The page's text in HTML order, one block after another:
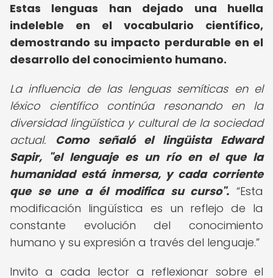
Estas lenguas han dejado una huella
indeleble en el vocabulario científico,
demostrando su impacto perdurable en el
desarrollo del conocimiento humano.
La influencia de las lenguas semíticas en el
léxico científico continúa resonando en la
diversidad lingüística y cultural de la sociedad
actual. Como señaló el lingüista Edward
Sapir, "el lenguaje es un río en el que la
humanidad está inmersa, y cada corriente
que se une a él modifica su curso".
Esta
modificación lingüística es un reflejo de la
constante evolución del conocimiento
humano y su expresión a través del lenguaje.
Invito a cada lector a reflexionar sobre el